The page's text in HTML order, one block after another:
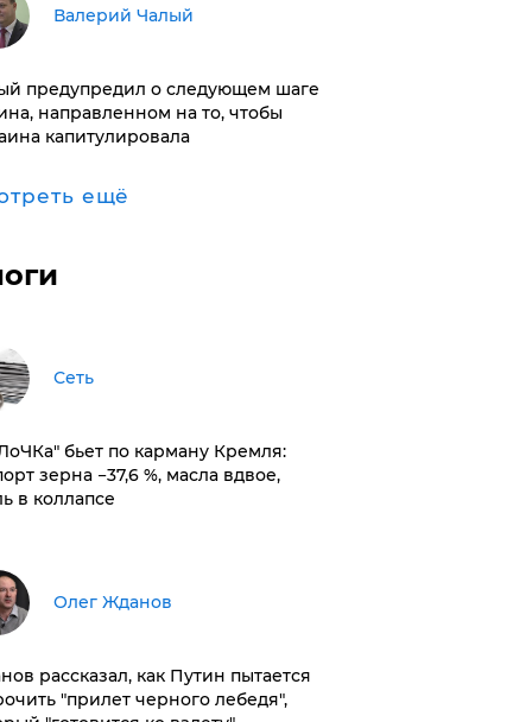
Валерий Чалый
предупредил о следующем шаге
направленном на то, чтобы
капитулировала
ещё
Сеть
бьет по карману Кремля:
зерна −37,6 %, масла вдвое,
в коллапсе
Олег Жданов
рассказал, как Путин пытается
"прилет черного лебедя",